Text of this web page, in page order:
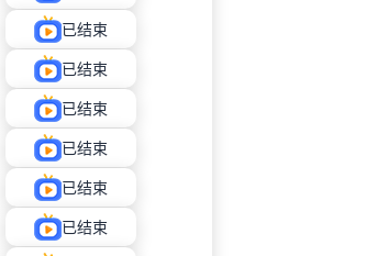
已结束
已结束
已结束
已结束
已结束
已结束